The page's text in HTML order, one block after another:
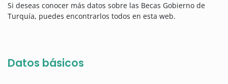
Si deseas conocer más datos sobre las Becas Gobierno de
Turquía, puedes encontrarlos todos en esta web.
Datos básicos